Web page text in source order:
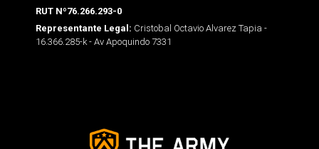
RUT Nº76.266.293-0
Representante Legal: Cristobal Octavio Alvarez Tapia -
16.366.285-k - Av Apoquindo 7331